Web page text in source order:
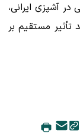
آشپزی ایرانی،
تأثیر مستقیم بر